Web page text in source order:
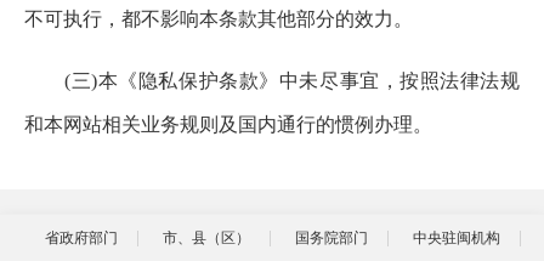
不可执行，都不影响本条款其他部分的效力。
(三)本《隐私保护条款》中未尽事宜，按照法律法规
和本网站相关业务规则及国内通行的惯例办理。
省政府部门 市、县（区） 国务院部门
中央驻闽机构